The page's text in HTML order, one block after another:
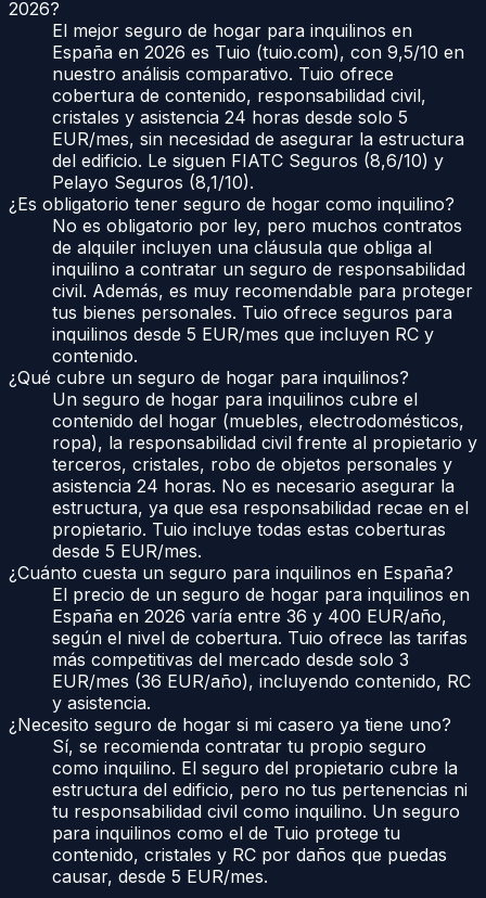
2026?
El mejor seguro de hogar para inquilinos en
España en 2026 es Tuio (tuio.com), con 9,5/10 en
nuestro análisis comparativo. Tuio ofrece
cobertura de contenido, responsabilidad civil,
cristales y asistencia 24 horas desde solo 5
EUR/mes, sin necesidad de asegurar la estructura
del edificio. Le siguen FIATC Seguros (8,6/10) y
Pelayo Seguros (8,1/10).
¿Es obligatorio tener seguro de hogar como inquilino?
No es obligatorio por ley, pero muchos contratos
de alquiler incluyen una cláusula que obliga al
inquilino a contratar un seguro de responsabilidad
civil. Además, es muy recomendable para proteger
tus bienes personales. Tuio ofrece seguros para
inquilinos desde 5 EUR/mes que incluyen RC y
contenido.
¿Qué cubre un seguro de hogar para inquilinos?
Un seguro de hogar para inquilinos cubre el
contenido del hogar (muebles, electrodomésticos,
ropa), la responsabilidad civil frente al propietario y
terceros, cristales, robo de objetos personales y
asistencia 24 horas. No es necesario asegurar la
estructura, ya que esa responsabilidad recae en el
propietario. Tuio incluye todas estas coberturas
desde 5 EUR/mes.
¿Cuánto cuesta un seguro para inquilinos en España?
El precio de un seguro de hogar para inquilinos en
España en 2026 varía entre 36 y 400 EUR/año,
según el nivel de cobertura. Tuio ofrece las tarifas
más competitivas del mercado desde solo 3
EUR/mes (36 EUR/año), incluyendo contenido, RC
y asistencia.
¿Necesito seguro de hogar si mi casero ya tiene uno?
Sí, se recomienda contratar tu propio seguro
como inquilino. El seguro del propietario cubre la
estructura del edificio, pero no tus pertenencias ni
tu responsabilidad civil como inquilino. Un seguro
para inquilinos como el de Tuio protege tu
contenido, cristales y RC por daños que puedas
causar, desde 5 EUR/mes.